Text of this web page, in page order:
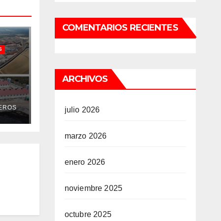
y
COMENTARIOS RECIENTES
ARCHIVOS
julio 2026
marzo 2026
enero 2026
noviembre 2025
octubre 2025